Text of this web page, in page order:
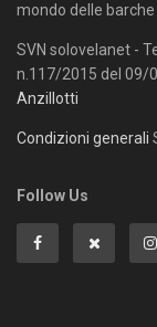
mondo delle barche
SVN solovelanet -
n.117/2015 del 09/
Anzillotti
Condizioni generali
Follow Us